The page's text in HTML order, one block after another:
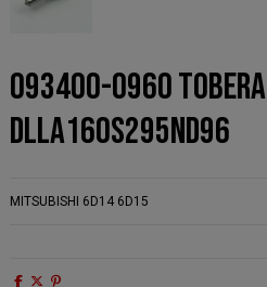
093400-0960 TOBERA
DLLA160S295ND96
MITSUBISHI 6D14 6D15